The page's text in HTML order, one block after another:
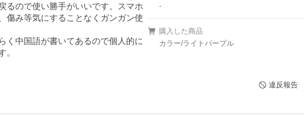
るので使い勝手がいいです。スマホ
傷み等気にすることなくガンガン使
く中国語が書いてあるので個人的に
。
-
購入した商品
カラー/ライトパープル
違反報告